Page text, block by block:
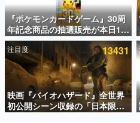
アプリセール情報
インタビュー
連載・特集一覧
殿堂入り記事
SNS拡散数が数千以
ど。多くの人々に読ま
事をまとめました。
『ポケモンカードゲーム』30周
年記念商品の抽選販売が本日12
時より開始。拡張パック「30th
CELEBRATION」のボックス
に、「プレミアムデッキセット
エーフィ・ブラッキー」
「FUTURISTIC BOX」の計3商
品
注目度 13431
映画『バイオハザード』全世界
初公開シーン収録の「日本限
定」予告映像が解禁。バイオの